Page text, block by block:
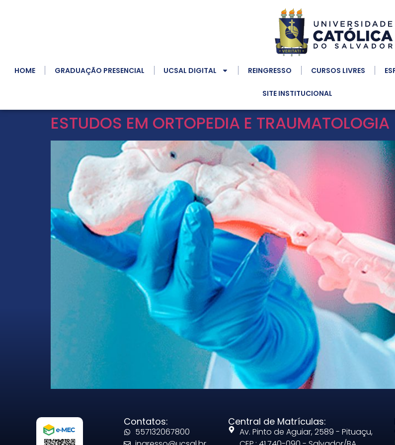
HOME GRADUAÇÃO PRESENCIAL UCSAL DIGITAL REINGRESSO CURSOS LIVRES
SITE INSTITUCIONAL
ESTUDOS EM ORTOPEDIA E TRAUMATOLOGIA
Contatos:
557132067800
Central de Matrículas:
Av. Pinto de Aguiar, 2589 - Pituaçu,